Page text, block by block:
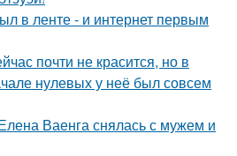
в ленте - и интернет первым
почти не красится, но в
нулевых у неё был совсем
Ваенга снялась с мужем и